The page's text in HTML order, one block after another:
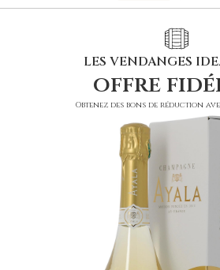
LES VENDANGES
offre
Obtenez des bons de réduction